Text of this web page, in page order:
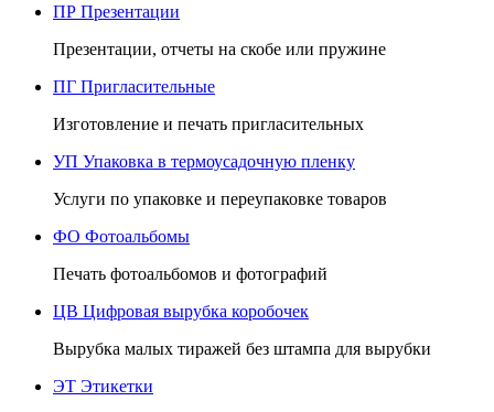
ПР Презентации
Презентации, отчеты на скобе или пружине
ПГ Пригласительные
Изготовление и печать пригласительных
УП Упаковка в термоусадочную пленку
Услуги по упаковке и переупаковке товаров
ФО Фотоальбомы
Печать фотоальбомов и фотографий
ЦВ Цифровая вырубка коробочек
Вырубка малых тиражей без штампа для вырубки
ЭТ Этикетки